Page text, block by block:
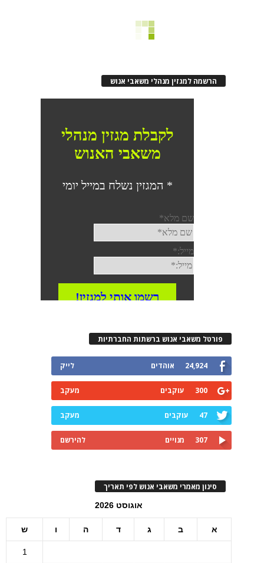
הרשמה למגזין מנהלי משאבי אנוש
פורטל משאבי אנוש ברשתות החברתיות
24,924 אוהדים לייק
300 עוקבים מעקב
47 עוקבים מעקב
307 מנויים להירשם
סינון מאמרי משאבי אנוש לפי תאריך
אוגוסט 2026
א ב ג ד ה ו ש
1